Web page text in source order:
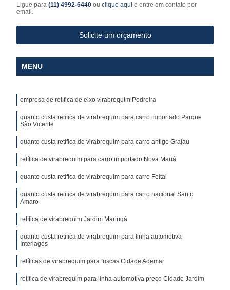
Ligue para(11) 4992-6440ouclique aqui e entre em contato por
email.
Solicite um orçamento
MENU
empresa de retífica de eixo virabrequim Pedreira
quanto custa retífica de virabrequim para carro importado Parque
São Vicente
quanto custa retífica de virabrequim para carro antigo Grajau
retífica de virabrequim para carro importado Nova Mauá
quanto custa retífica de virabrequim para carro Feital
quanto custa retífica de virabrequim para carro nacional Santo
Amaro
retífica de virabrequim Jardim Maringá
quanto custa retífica de virabrequim para linha automotiva
Interlagos
retíficas de virabrequim para fuscas Cidade Ademar
retífica de virabrequim para linha automotiva preço Cidade Jardim